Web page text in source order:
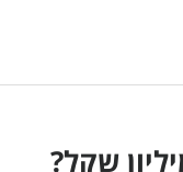
שקל?